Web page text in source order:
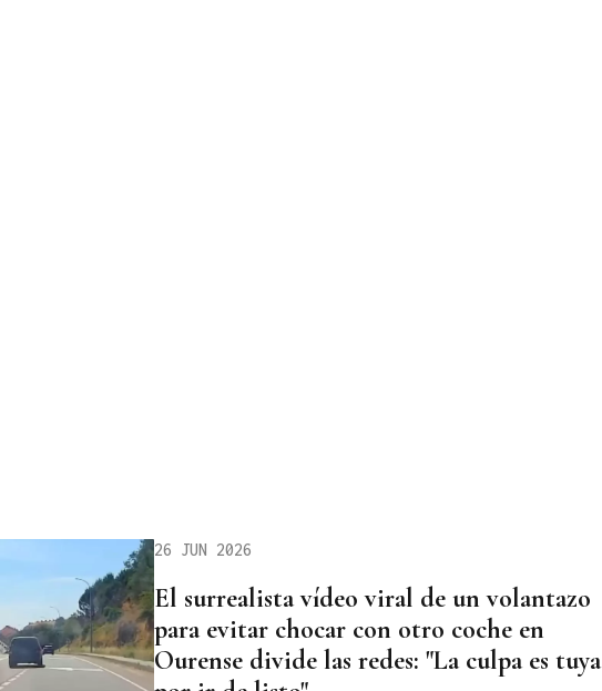
26 JUN 2026
El surrealista vídeo viral de un volantazo
para evitar chocar con otro coche en
Ourense divide las redes: "La culpa es tuya